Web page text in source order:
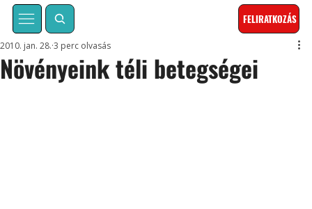
FELIRATKOZÁS
Növényeink téli betegségei
2010. jan. 28. 3 perc olvasás